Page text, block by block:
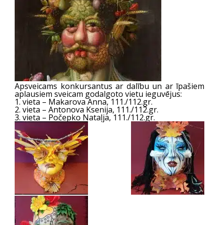
Apsveicams konkursantus ar dalību un ar īpašiem
aplausiem sveicam godalgoto vietu ieguvējus:
1. vieta – Makarova Anna, 111./112.gr.
2. vieta – Antonova Ksenija, 111./112.gr.
3. vieta – Počepko Nataļja, 111./112.gr.